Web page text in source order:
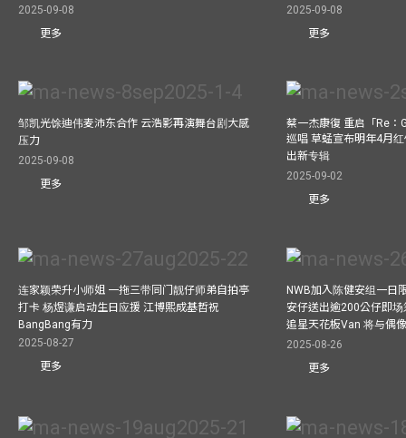
2025-09-08
更多
2025-09-08
更多
邹凯光馀迪伟麦沛东合作 云浩影再演舞台剧大感
压力
2025-09-08
更多
蔡一杰康復 重启「Re：
巡唱 草蜢宣布明年4月
出新专辑
2025-09-02
更多
连家颖荣升小师姐 一拖三带同门靓仔师弟自拍亭
打卡 杨煜谦启动生日应援 江博熙成基哲祝
BangBang有力
2025-08-27
更多
NWB加入陈健安组一日
安仔送出逾200公仔即
追星天花板Van 将与偶
2025-08-26
更多